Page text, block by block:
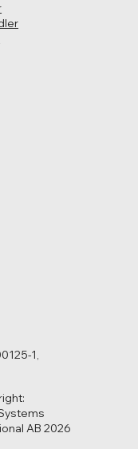
1,
AB 2026